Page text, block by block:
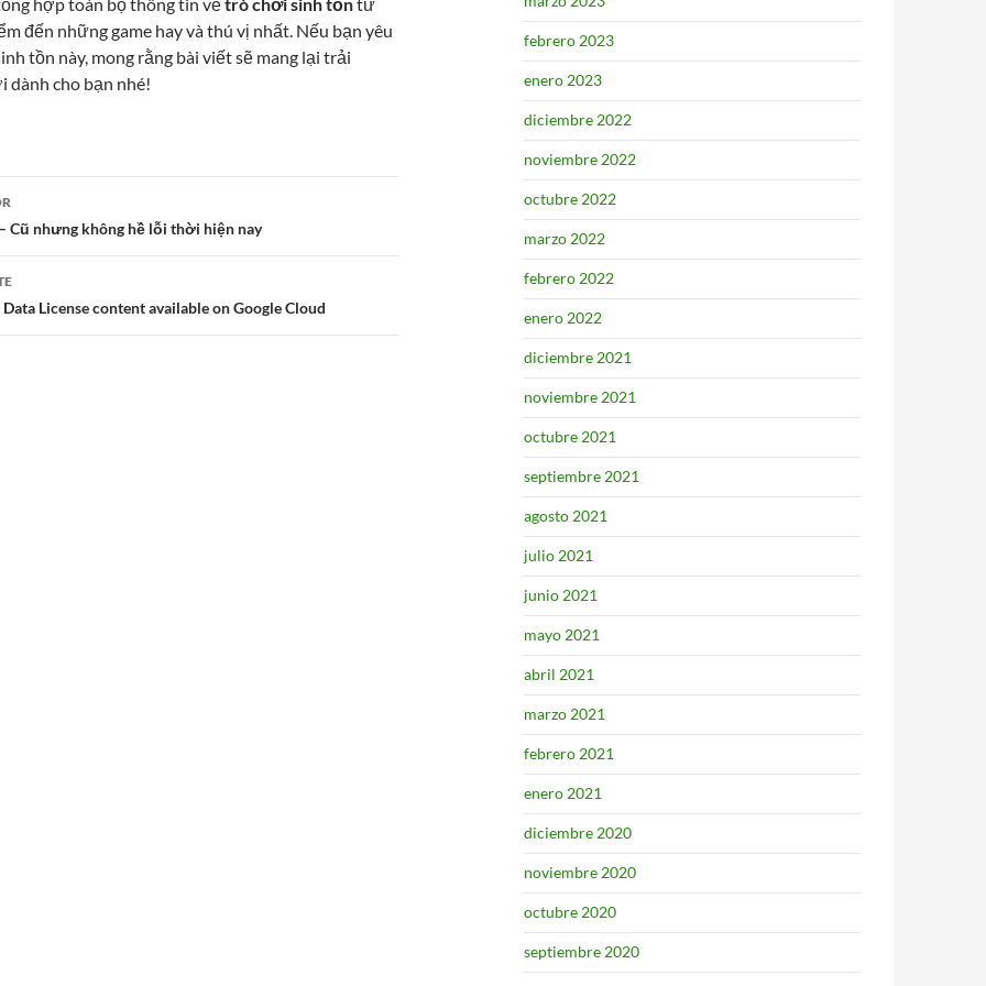
đến những game hay và thú vị nhất. Nếu bạn yêu
tồn này, mong rằng bài viết sẽ mang lại trải
dành cho bạn nhé!
Cũ nhưng không hề lỗi thời hiện nay
License content available on Google Cloud
febrero 2023
enero 2023
diciembre 2022
noviembre 2022
octubre 2022
marzo 2022
febrero 2022
enero 2022
diciembre 2021
noviembre 2021
octubre 2021
septiembre 2021
agosto 2021
julio 2021
junio 2021
mayo 2021
abril 2021
marzo 2021
febrero 2021
enero 2021
diciembre 2020
noviembre 2020
octubre 2020
septiembre 2020